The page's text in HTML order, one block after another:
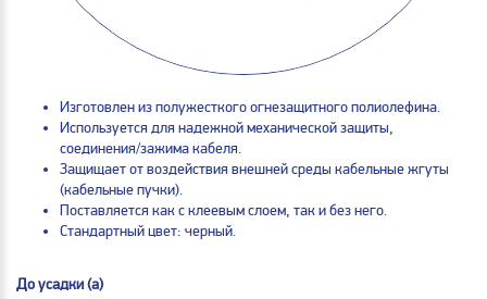
Изготовлен из полужесткого огнезащитного полиолефина.
Используется для надежной механической защиты,
соединения/зажима кабеля.
Защищает от воздействия внешней среды кабельные жгуты
(кабельные пучки).
Поставляется как с клеевым слоем, так и без него.
Стандартный цвет: черный.
До усадки (а)